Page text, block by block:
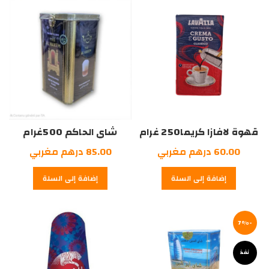
مغربي.
قهوة لافازا كريما250 غرام
60.00 درهم مغربي
إضافة إلى السلة
شاي الحاكم 500غرام
85.00 درهم مغربي
إضافة إلى السلة
-7%
نفذ